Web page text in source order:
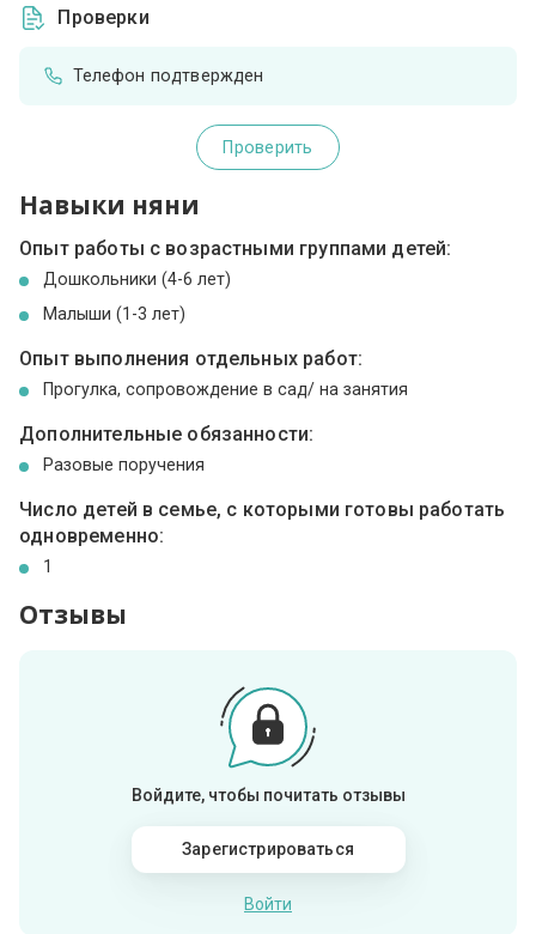
Проверки
Телефон подтвержден
Проверить
Навыки няни
Опыт работы с возрастными группами детей:
Дошкольники (4-6 лет)
Малыши (1-3 лет)
Опыт выполнения отдельных работ:
Прогулка, сопровождение в сад/ на занятия
Дополнительные обязанности:
Разовые поручения
Число детей в семье, с которыми готовы работать
одновременно:
1
Отзывы
Войдите, чтобы почитать отзывы
Зарегистрироваться
Войти